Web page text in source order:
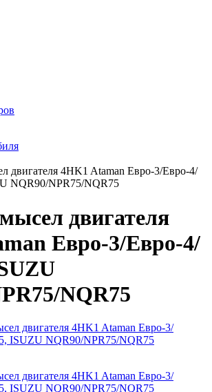
двигателя 4HK1 Ataman Евро-3/Евро-4/
NQR90/NPR75/NQR75
двигателя
Евро-3/Евро-4/
NQR75